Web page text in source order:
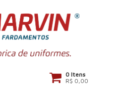
0 Itens
R$ 0,00